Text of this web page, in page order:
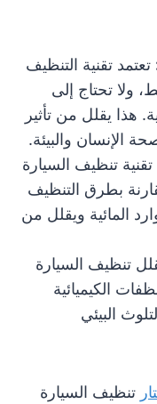
تعتمد تقنية التنظيف
ولا تحتاج إلى
هذا يقلل من تأثير
الإنسان والبيئة.
تنظيف السيارة
بطرق التنظيف
المائية ويقلل من
تنظيف السيارة
الكيميائية
البيئي
تنظيف السيارة